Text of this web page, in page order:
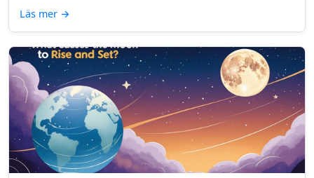
Läs mer →